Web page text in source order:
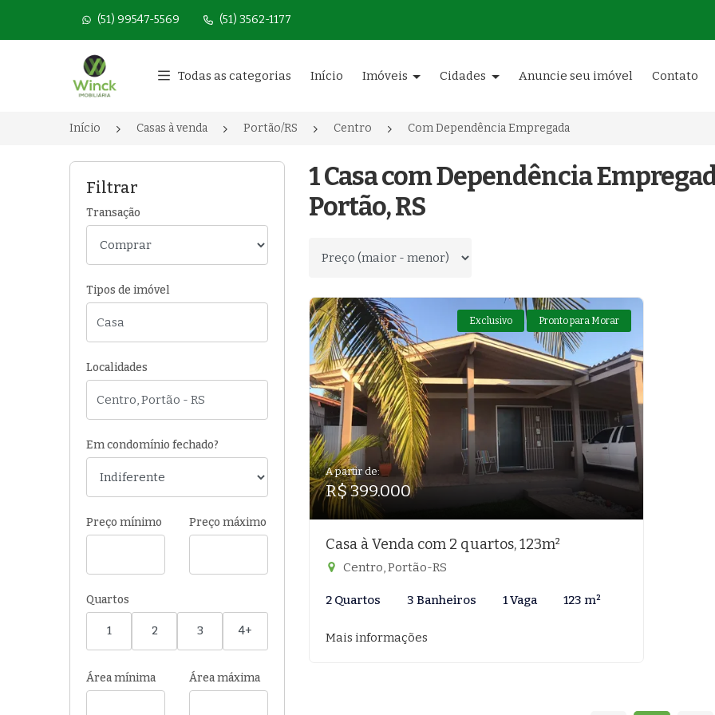
(51) 99547-5569 (51) 3562-1177
Página inicial
Todas as categorias Início Imóveis Cidades Anuncie seu imóvel Contato
Início Casas à venda Portão/RS Centro Com Dependência Empregada
Filtrar
Transação
Tipos de imóvel
Localidades
Em condomínio fechado?
Preço mínimo Preço máximo
Quartos
1 2 3 4+
Área mínima Área máxima
1 Casa com Dependência
Portão, RS
Ordenar por
Exclusivo Pronto para Morar
A partir de:
R$ 399.000
Casa à Venda com 2 quartos, 123m²
Centro, Portão-RS
2 Quartos 3 Banheiros 1 Vaga 123 m²
Mais informações